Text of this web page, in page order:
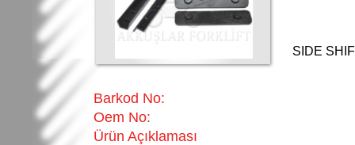
SIDE
Barkod No:
Oem No:
Ürün Açıklaması